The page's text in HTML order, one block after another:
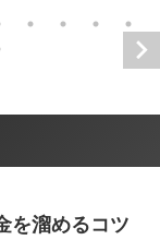
溜めるコツ